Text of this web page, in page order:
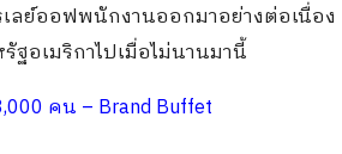
ลย์ออฟพนักงานออกมาอย่างต่อเนื่อง
อเมริกาไปเมื่อไม่นานมานี้
คน – Brand Buffet